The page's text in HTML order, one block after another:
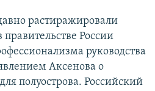
растиражировали
России
руководства
Аксенова о
полуострова. Российский